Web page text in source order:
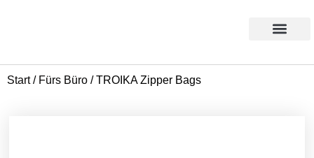
Start/ Fürs Büro / TROIKA Zipper Bags